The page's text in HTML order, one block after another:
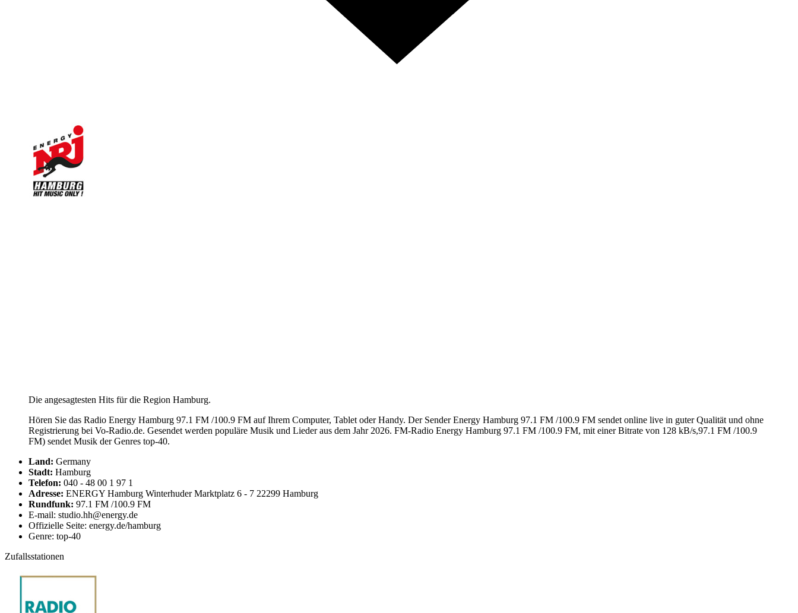
Die angesagtesten Hits für die Region Hamburg.
Hören Sie das Radio Energy Hamburg 97.1 FM /100.9 FM auf Ihrem Computer, Tablet oder Handy. Der Sender Energy Hamburg 97.1 FM /100.9 FM sendet online live in guter Qualität und ohne
Registrierung bei Vo-Radio.de. Gesendet werden populäre Musik und Lieder aus dem Jahr 2026. FM-Radio Energy Hamburg 97.1 FM /100.9 FM, mit einer Bitrate von 128 kB/s,97.1 FM /100.9
FM) sendet Musik der Genres top-40.
Land: Germany
Stadt: Hamburg
Telefon: 040 - 48 00 1 97 1
Adresse: ENERGY Hamburg Winterhuder Marktplatz 6 - 7 22299 Hamburg
Rundfunk: 97.1 FM /100.9 FM
E-mail: studio.hh@energy.de
Offizielle Seite: energy.de/hamburg
Genre: top-40
Zufallsstationen